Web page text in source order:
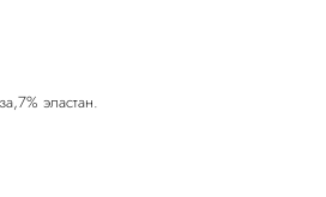
эластан.